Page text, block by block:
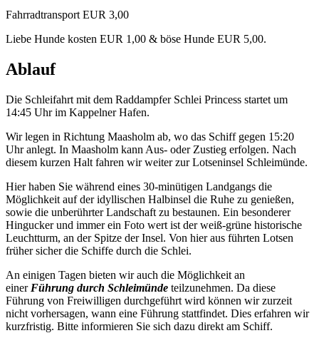
Fahrradtransport EUR 3,00
Liebe Hunde kosten EUR 1,00 & böse Hunde EUR 5,00.
Ablauf
Die Schleifahrt mit dem Raddampfer Schlei Princess startet um
14:45 Uhr im Kappelner Hafen.
Wir legen in Richtung Maasholm ab, wo das Schiff gegen 15:20
Uhr anlegt. In Maasholm kann Aus- oder Zustieg erfolgen. Nach
diesem kurzen Halt fahren wir weiter zur Lotseninsel Schleimünde.
Hier haben Sie während eines 30-minütigen Landgangs die
Möglichkeit auf der idyllischen Halbinsel die Ruhe zu genießen,
sowie die unberührter Landschaft zu bestaunen. Ein besonderer
Hingucker und immer ein Foto wert ist der weiß-grüne historische
Leuchtturm, an der Spitze der Insel. Von hier aus führten Lotsen
früher sicher die Schiffe durch die Schlei.
An einigen Tagen bieten wir auch die Möglichkeit an
einer Führung durch Schleimünde teilzunehmen. Da diese
Führung von Freiwilligen durchgeführt wird können wir zurzeit
nicht vorhersagen, wann eine Führung stattfindet. Dies erfahren wir
kurzfristig. Bitte informieren Sie sich dazu direkt am Schiff.